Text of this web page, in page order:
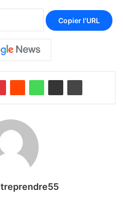
Copier l'URL